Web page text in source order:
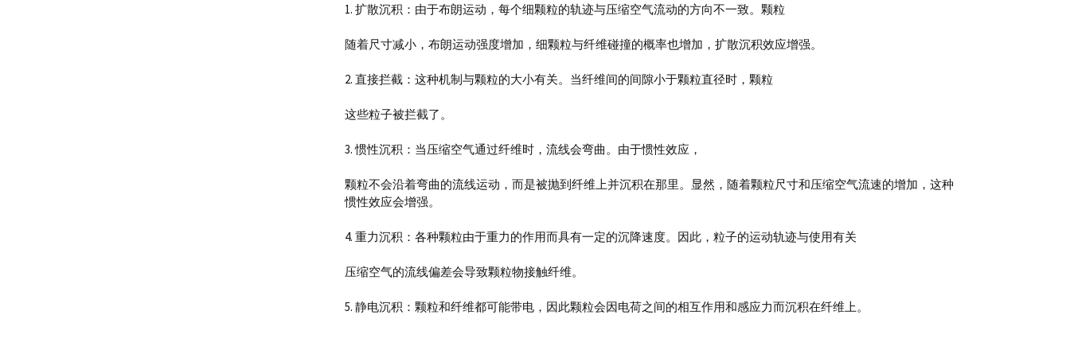
1. 扩散沉积：由于布朗运动，每个细颗粒的轨迹与压缩空气流动的方向不一致。 颗粒
随着尺寸减小，布朗运动强度增加，细颗粒与纤维碰撞的概率也增加，扩散沉积效应增强。
2. 直接拦截：这种机制与颗粒的大小有关。 当纤维间的间隙小于颗粒直径时，颗粒
这些粒子被拦截了。
3. 惯性沉积：当压缩空气通过纤维时，流线会弯曲。 由于惯性效应，
颗粒不会沿着弯曲的流线运动，而是被抛到纤维上并沉积在那里。
显然，随着颗粒尺寸和压缩空气流速的增加，这种
惯性效应会增强。
4. 重力沉积：各种颗粒由于重力的作用而具有一定的沉降速度。 因此，粒子的运动轨迹与使用有关
压缩空气的流线偏差会导致颗粒物接触纤维。
5. 静电沉积：颗粒和纤维都可能带电，因此颗粒会因电荷之间的相互作用和感应力而沉积在纤维上。